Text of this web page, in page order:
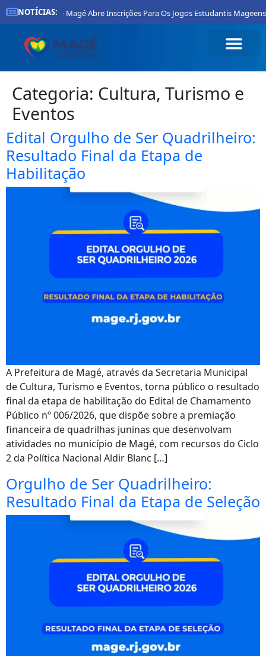
NOTÍCIAS:
Prefeitura De Magé Abre Inscrições Para Os Jogos Estudantis Mageenses
Categoria: Cultura, Turismo e
Eventos
Edital Orgulho de Ser Quadrilheiro:
Resultado Final da Etapa de
Habilitação
A Prefeitura de Magé, através da Secretaria Municipal
de Cultura, Turismo e Eventos, torna público o resultado
final da etapa de habilitação do Edital de Chamamento
Público nº 006/2026, que dispõe sobre a premiação
financeira de quadrilhas juninas que desenvolvam
atividades no município de Magé, com recursos do Ciclo
2 da Política Nacional Aldir Blanc […]
Orgulho de Ser Quadrilheiro:
Resultado Final da Etapa de Seleção